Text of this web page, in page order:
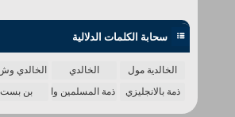
سحابة الكلمات الدلالية
الخالدية مول الخالدي الخالدي وش
ذمة بالانجليزي
ذمة المسلمين واحدة بن بست